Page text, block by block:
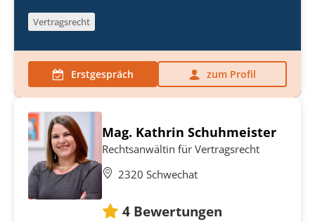
Vertragsrecht
Erstgespräch zum Profil
Mag. Kathrin Schuhmeister
Rechtsanwältin für Vertragsrecht
2320 Schwechat
4 Bewertungen